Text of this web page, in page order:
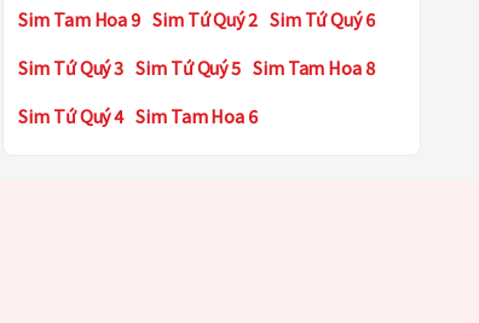
Sim Tam Hoa 9 Sim Tứ Quý 2 Sim Tứ Quý 6
Sim Tứ Quý 3 Sim Tứ Quý 5 Sim Tam Hoa 8
Sim Tứ Quý 4 Sim Tam Hoa 6